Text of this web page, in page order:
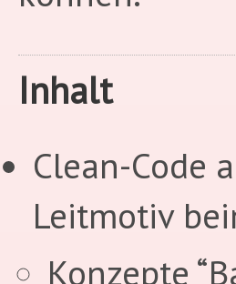
Inhalt
Clean-Code
Leitmotiv
Konzepte